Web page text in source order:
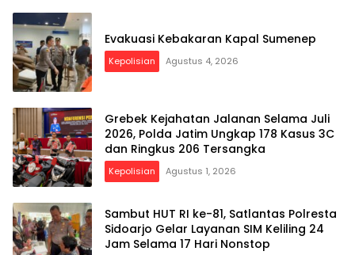
Evakuasi Kebakaran Kapal Sumenep
Kepolisian Agustus 4, 2026
Grebek Kejahatan Jalanan Selama Juli
2026, Polda Jatim Ungkap 178 Kasus 3C
dan Ringkus 206 Tersangka
Kepolisian Agustus 1, 2026
Sambut HUT RI ke-81, Satlantas Polresta
Sidoarjo Gelar Layanan SIM Keliling 24
Jam Selama 17 Hari Nonstop